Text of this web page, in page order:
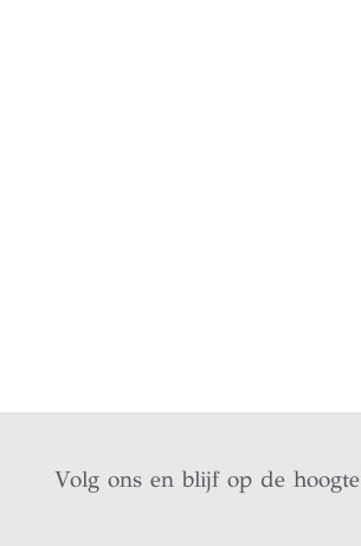
Volg ons en blijf op de hoogte